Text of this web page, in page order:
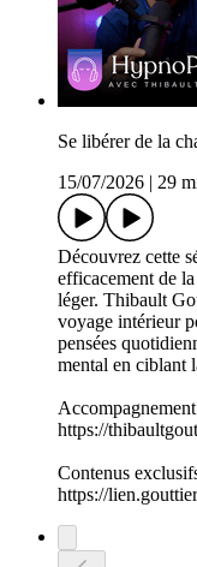
Se libérer de la
15/07/2026
29
Découvrez cette
efficacement de
léger. Thibault
voyage intérieur
pensées
mental en ciblant
https://
Contenus
https://